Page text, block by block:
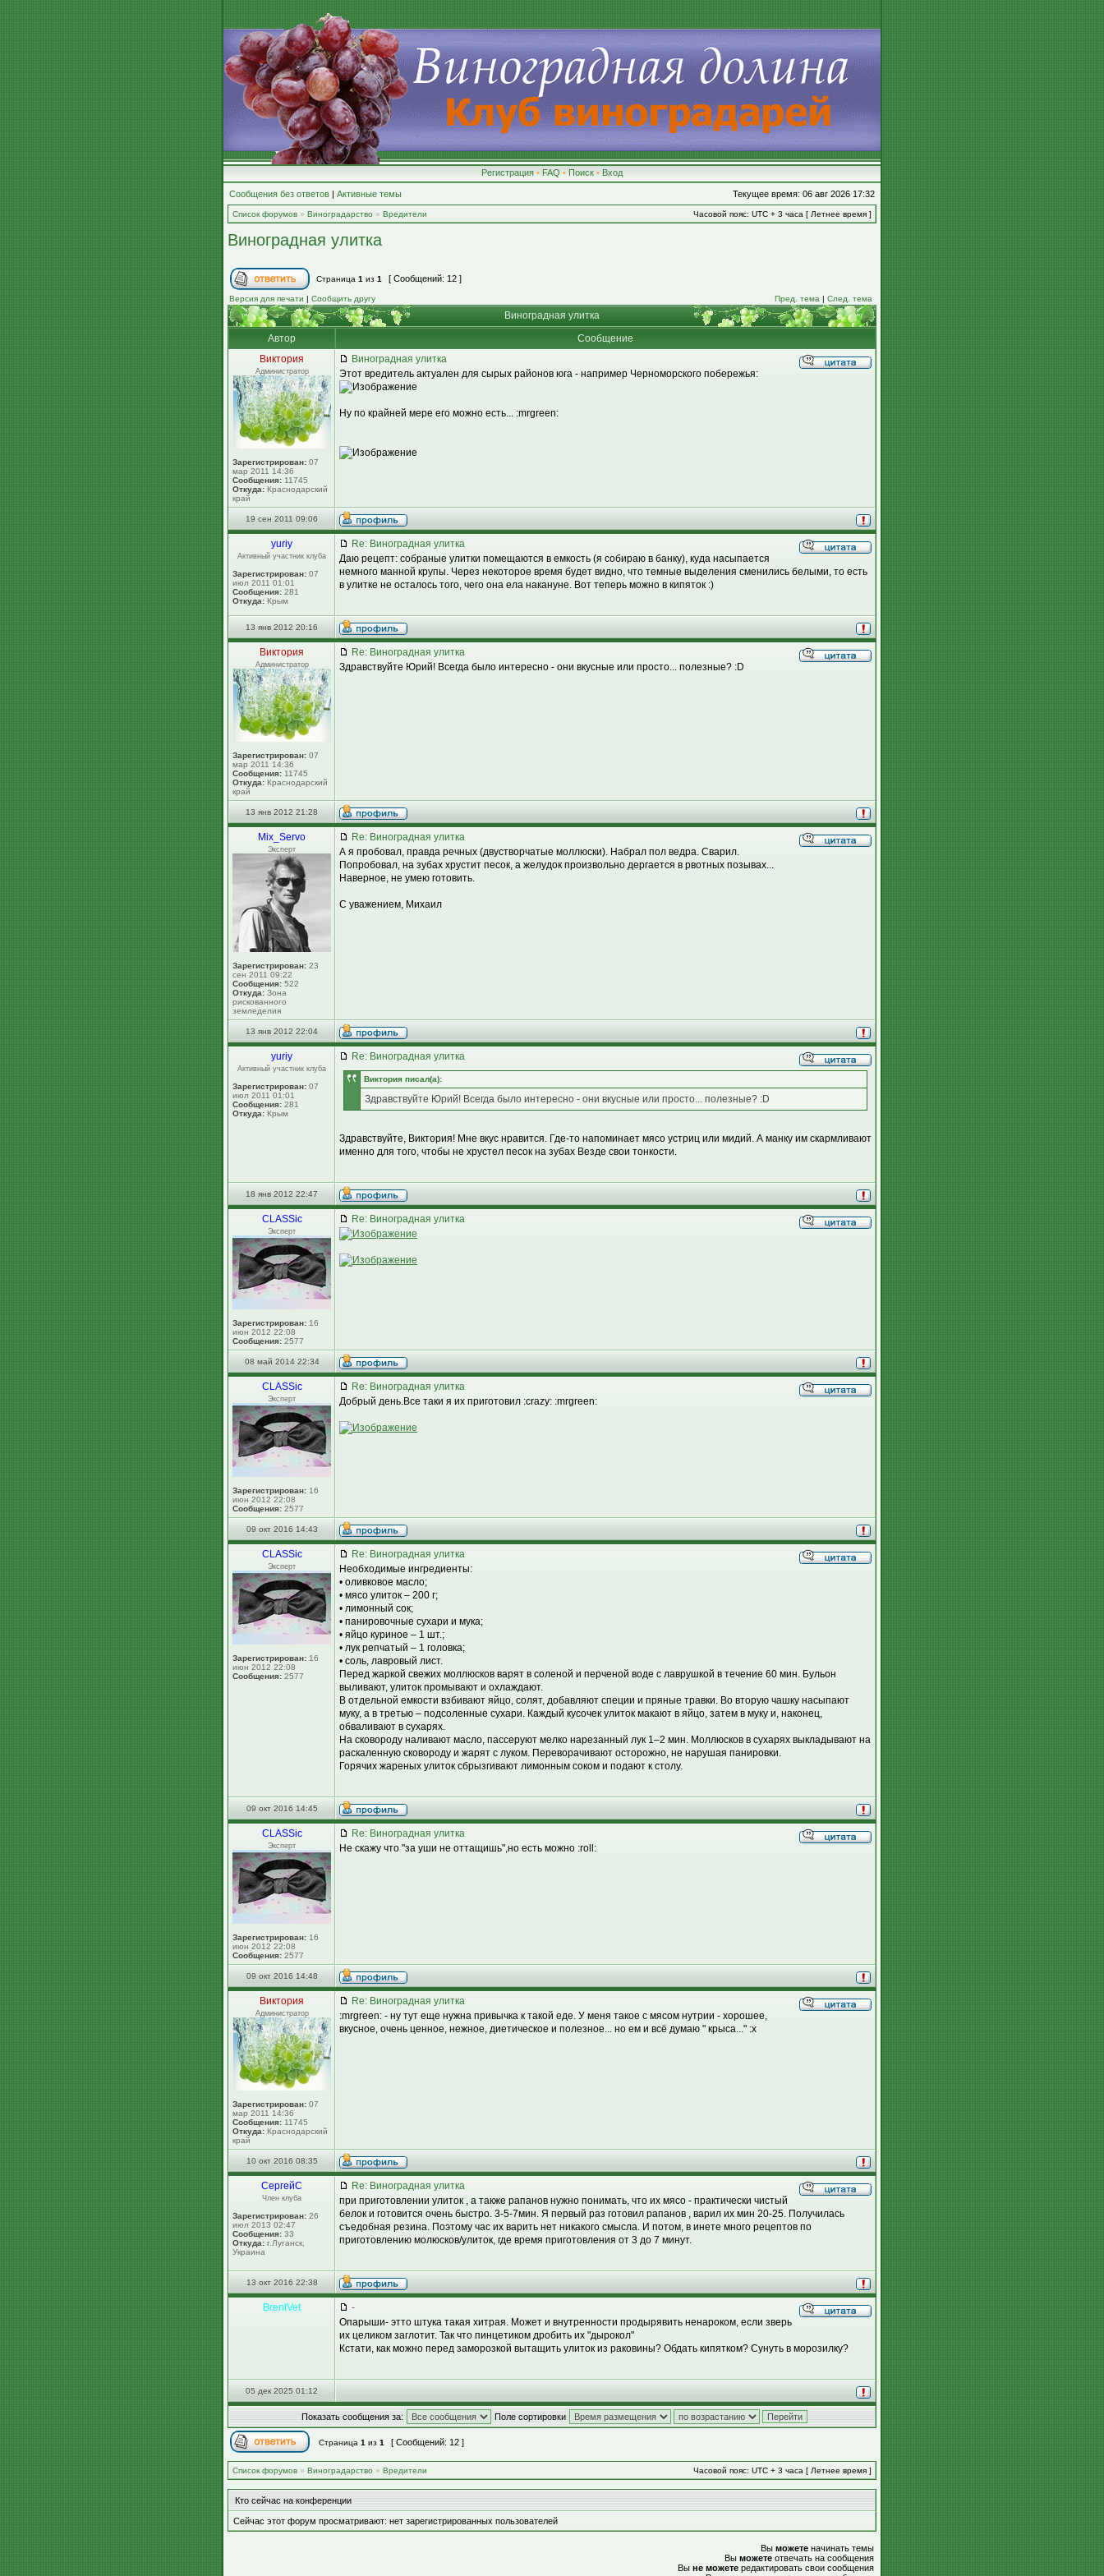
Регистрация • FAQ • Поиск • Вход
Сообщения без ответов | Активные темы Текущее время: 06 авг 2026 17:32
Список форумов » Виноградарство » Вредители Часовой пояс: UTC + 3 часа [ Летнее время ]
Виноградная улитка
Страница 1 из 1 [ Сообщений: 12 ]
Версия для печати | Сообщить другу Пред. тема | След. тема
Виноградная улитка
Автор
Сообщение
Виктория
Администратор
Зарегистрирован: 07
мар 2011 14:36
Сообщения: 11745
Откуда: Краснодарский
край
Виноградная улитка
Этот вредитель актуален для сырых районов юга - например Черноморского побережья:
Ну по крайней мере его можно есть... :mrgreen:
19 сен 2011 09:06
yuriy
Активный участник клуба
Зарегистрирован: 07
июл 2011 01:01
Сообщения: 281
Откуда: Крым
Re: Виноградная улитка
Даю рецепт: собраные улитки помещаются в емкость (я собираю в банку), куда насыпается
немного манной крупы. Через некоторое время будет видно, что темные выделения сменились белыми, то есть
в улитке не осталось того, чего она ела накануне. Вот теперь можно в кипяток :)
13 янв 2012 20:16
Виктория
Администратор
Зарегистрирован: 07
мар 2011 14:36
Сообщения: 11745
Откуда: Краснодарский
край
Re: Виноградная улитка
Здравствуйте Юрий! Всегда было интересно - они вкусные или просто... полезные? :D
13 янв 2012 21:28
Mix_Servo
Эксперт
Зарегистрирован: 23
сен 2011 09:22
Сообщения: 522
Откуда: Зона
рискованного
земледелия
Re: Виноградная улитка
А я пробовал, правда речных (двустворчатые моллюски). Набрал пол ведра. Сварил.
Попробовал, на зубах хрустит песок, а желудок произвольно дергается в рвотных позывах...
Наверное, не умею готовить.
С уважением, Михаил
13 янв 2012 22:04
yuriy
Активный участник клуба
Зарегистрирован: 07
июл 2011 01:01
Сообщения: 281
Откуда: Крым
Re: Виноградная улитка
Виктория писал(а):
Здравствуйте Юрий! Всегда было интересно - они вкусные или просто... полезные? :D
Здравствуйте, Виктория! Мне вкус нравится. Где-то напоминает мясо устриц или мидий. А манку им скармливают
именно для того, чтобы не хрустел песок на зубах Везде свои тонкости.
18 янв 2012 22:47
CLASSic
Эксперт
Зарегистрирован: 16
июн 2012 22:08
Сообщения: 2577
Re: Виноградная улитка
08 май 2014 22:34
CLASSic
Эксперт
Зарегистрирован: 16
июн 2012 22:08
Сообщения: 2577
Re: Виноградная улитка
Добрый день.Все таки я их приготовил :crazy: :mrgreen:
09 окт 2016 14:43
CLASSic
Эксперт
Зарегистрирован: 16
июн 2012 22:08
Сообщения: 2577
Re: Виноградная улитка
Необходимые ингредиенты:
• оливковое масло;
• мясо улиток – 200 г;
• лимонный сок;
• панировочные сухари и мука;
• яйцо куриное – 1 шт.;
• лук репчатый – 1 головка;
• соль, лавровый лист.
Перед жаркой свежих моллюсков варят в соленой и перченой воде с лаврушкой в течение 60 мин. Бульон
выливают, улиток промывают и охлаждают.
В отдельной емкости взбивают яйцо, солят, добавляют специи и пряные травки. Во вторую чашку насыпают
муку, а в третью – подсоленные сухари. Каждый кусочек улиток макают в яйцо, затем в муку и, наконец,
обваливают в сухарях.
На сковороду наливают масло, пассеруют мелко нарезанный лук 1–2 мин. Моллюсков в сухарях выкладывают на
раскаленную сковороду и жарят с луком. Переворачивают осторожно, не нарушая панировки.
Горячих жареных улиток сбрызгивают лимонным соком и подают к столу.
09 окт 2016 14:45
CLASSic
Эксперт
Зарегистрирован: 16
июн 2012 22:08
Сообщения: 2577
Re: Виноградная улитка
Не скажу что "за уши не оттащишь",но есть можно :roll:
09 окт 2016 14:48
Виктория
Администратор
Зарегистрирован: 07
мар 2011 14:36
Сообщения: 11745
Откуда: Краснодарский
край
Re: Виноградная улитка
:mrgreen: - ну тут еще нужна привычка к такой еде. У меня такое с мясом нутрии - хорошее,
вкусное, очень ценное, нежное, диетическое и полезное... но ем и всё думаю " крыса..." :x
10 окт 2016 08:35
СергейC
Член клуба
Зарегистрирован: 26
июл 2013 02:47
Сообщения: 33
Откуда: г.Луганск,
Украина
Re: Виноградная улитка
при приготовлении улиток , а также рапанов нужно понимать, что их мясо - практически чистый
белок и готовится очень быстро. 3-5-7мин. Я первый раз готовил рапанов , варил их мин 20-25. Получилась
съедобная резина. Поэтому час их варить нет никакого смысла. И потом, в инете много рецептов по
приготовлению молюсков/улиток, где время приготовления от 3 до 7 минут.
13 окт 2016 22:38
BrentVet
-
Опарыши- этто штука такая хитрая. Может и внутренности продырявить ненароком, если зверь
их целиком заглотит. Так что пинцетиком дробить их "дырокол"
Кстати, как можно перед заморозкой вытащить улиток из раковины? Обдать кипятком? Сунуть в морозилку?
05 дек 2025 01:12
Показать сообщения за: Поле сортировки
Страница 1 из 1 [ Сообщений: 12 ]
Список форумов » Виноградарство » Вредители Часовой пояс: UTC + 3 часа [ Летнее время ]
Кто сейчас на конференции
Сейчас этот форум просматривают: нет зарегистрированных пользователей
Вы можете начинать темы
Вы можете отвечать на сообщения
Вы не можете редактировать свои сообщения